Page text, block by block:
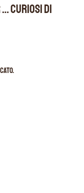
Curiosi di